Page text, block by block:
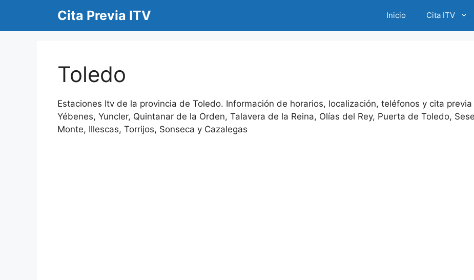
contenido
Cita Previa ITV Inicio Cita ITV
Toledo
Estaciones Itv de la provincia de Toledo. Información de horarios, localización, teléfonos y cita
Yébenes, Yuncler, Quintanar de la Orden, Talavera de la Reina, Olías del Rey, Puerta de Toledo,
Monte, Illescas, Torrijos, Sonseca y Cazalegas